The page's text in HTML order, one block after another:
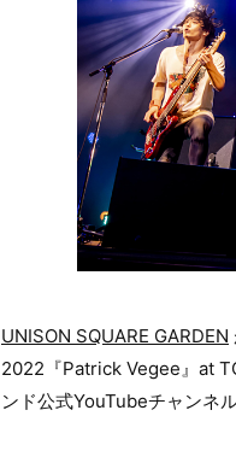
UNISON SQUARE GARDEN
2022『Patrick Vegee』at
ンド公式YouTubeチャンネ